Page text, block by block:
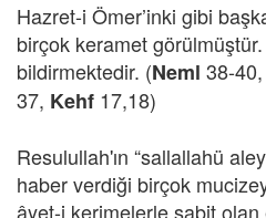
Hazret-i Ömer’inki gibi
birçok keramet görülmüştür.
bildirmektedir. (Neml 38-40,
37, Kehf 17,18)
Resulullah'ın “sallallahü
haber verdiği birçok
âyet-i kerimelerle sabit olan